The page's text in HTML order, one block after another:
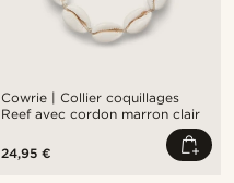
Cowrie | Collier coquillages
Reef avec cordon marron clair
24,95 €